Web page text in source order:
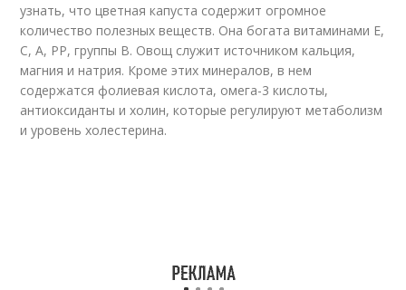
узнать, что цветная капуста содержит огромное
количество полезных веществ. Она богата витаминами Е,
С, А, РР, группы В. Овощ служит источником кальция,
магния и натрия. Кроме этих минералов, в нем
содержатся фолиевая кислота, омега-3 кислоты,
антиоксиданты и холин, которые регулируют метаболизм
и уровень холестерина.